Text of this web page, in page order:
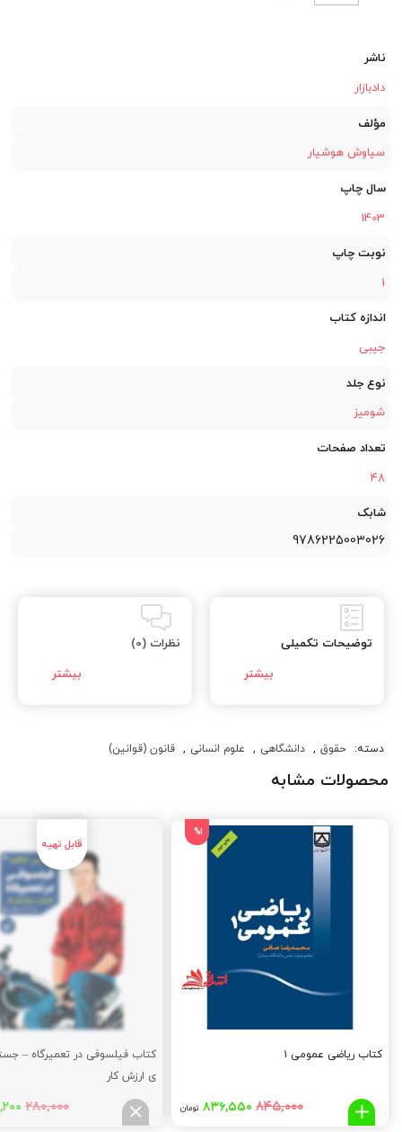
ناشر
دادبازار
مؤلف
سیاوش هوشیار
سال چاپ
1403
نوبت چاپ
1
اندازه کتاب
جیبی
نوع جلد
شومیز
تعداد صفحات
48
شابک
9786225003026
توضیحات تکمیلی نظرات (0)
دسته: حقوق , دانشگاهی , علوم انسانی , قانون (قوانین)
محصولات مشابه
کتاب ریاضی عمومی ۱
۸۴۵,۰۰۰ قیمت
۸۳۶,۵۵۰ تومانقیمت
کتاب فیلسوفی در تعمیرگاه –
ی ارزش کار
۲۸۰,۰۰۰